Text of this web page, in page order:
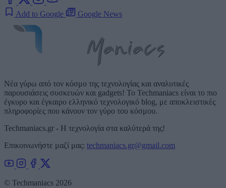
Add to Google Google News
Νέα γύρω από τον κόσμο της τεχνολογίας και αναλυτικές
παρουσιάσεις συσκευών και gadgets! Το Techmaniacs είναι το πιο
έγκυρο και έγκαιρο ελληνικό τεχνολογικό blog, με αποκλειστικές
πληροφορίες που κάνουν τον γύρο του κόσμου.
Techmaniacs.gr - Η τεχνολογία στα καλύτερά της!
Επικοινωνήστε μαζί μας: techmaniacs.gr@gmail.com
© Techmaniacs 2026